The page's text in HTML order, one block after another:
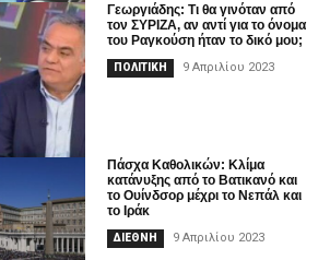
Γεωργιάδης: Τι θα γινόταν από
τον ΣΥΡΙΖΑ, αν αντί για το όνομα
του Ραγκούση ήταν το δικό μου;
ΠΟΛΙΤΙΚΗ 9 Απριλίου 2023
Πάσχα Καθολικών: Κλίμα
κατάνυξης από το Βατικανό και
το Ουίνδσορ μέχρι το Νεπάλ και
το Ιράκ
ΔΙΕΘΝΗ 9 Απριλίου 2023